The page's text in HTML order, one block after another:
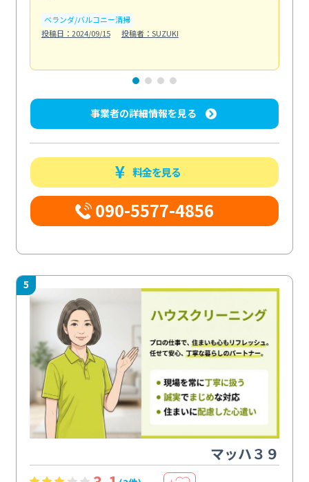
ベランダ/バルコニー清掃
投稿日：2024/09/15
投稿者：SUZUKI
事業者の詳細情報を見る
料金を見る
090-5577-4856
5
マッハ３９